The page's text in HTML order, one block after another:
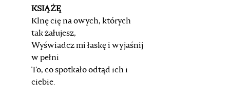
KSIĄŻĘ
Klnę cię na owych, których
tak żałujesz,
Wyświadcz mi łaskę i wyjaśnij
w pełni
To, co spotkało odtąd ich i
ciebie.